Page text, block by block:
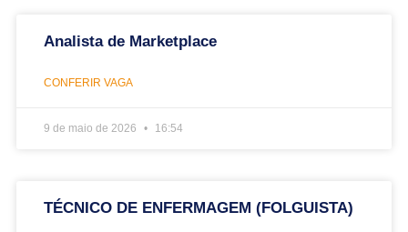
Analista de Marketplace
CONFERIR VAGA
9 de maio de 2026 16:54
TÉCNICO DE ENFERMAGEM (FOLGUISTA)